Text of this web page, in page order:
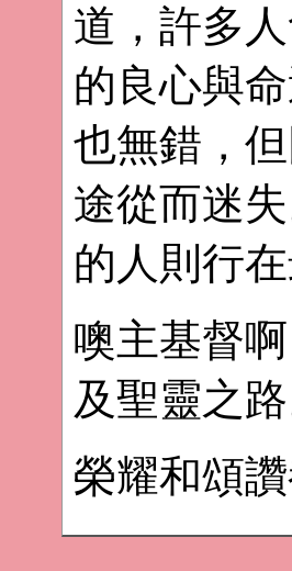
道，許多
的良心與
也無錯，
途從而迷
的人則行
噢主基督
及聖靈之路
榮耀和頌